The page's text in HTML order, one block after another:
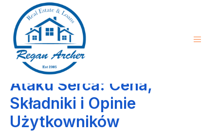
Kardiominal – Pomożemy
Ci Zmniejszyć Ryzyko
Ataku Serca: Cena,
Składniki i Opinie
Użytkowników